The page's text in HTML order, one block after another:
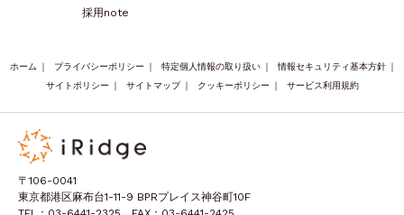
採用note
ホーム ｜ プライバシーポリシー ｜ 特定個人情報の取り扱い ｜ 情報セキュリティ基本方針 ｜
サイトポリシー
｜ サイトマップ ｜ クッキーポリシー ｜ サービス利用規約
〒106-0041
東京都港区麻布台1-11-9 BPRプレイス神谷町10F